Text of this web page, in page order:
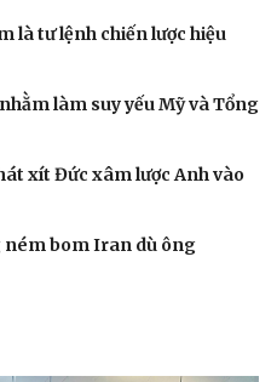
là tư lệnh chiến lược hiệu
làm suy yếu Mỹ và Tổng
xít Đức xâm lược Anh vào
ném bom Iran dù ông